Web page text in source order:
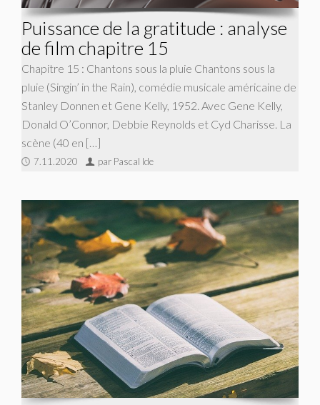
Puissance de la gratitude : analyse
de film chapitre 15
Chapitre 15 : Chantons sous la pluie Chantons sous la
pluie (Singin’ in the Rain), comédie musicale américaine de
Stanley Donnen et Gene Kelly, 1952. Avec Gene Kelly,
Donald O’Connor, Debbie Reynolds et Cyd Charisse. La
scène (40 en […]
7.11.2020 par Pascal Ide